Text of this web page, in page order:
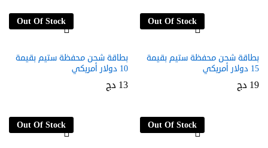
Out Of Stock
بطاقة شحن محفظة ستيم بقيمة
10 دولار أمريكي
13 دج
Out Of Stock
بطاقة شحن محفظة ستيم بقيمة
15 دولار أمريكي
19 دج
Out Of Stock Out Of Stock